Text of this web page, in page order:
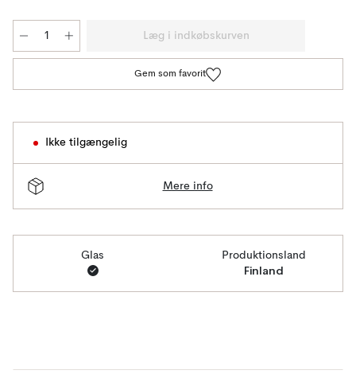
Læg i indkøbskurven
Gem som favorit
Ikke tilgængelig
Mere info
Glas Produktionsland
Finland